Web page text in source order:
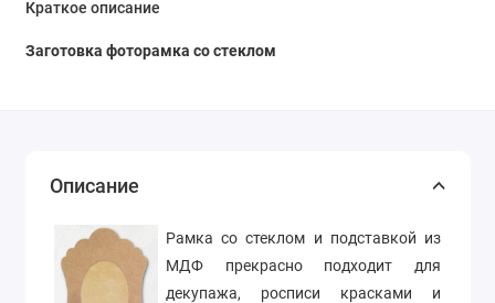
Краткое описание
Заготовка фоторамка со стеклом
Описание
Рамка со стеклом и подставкой из
МДФ прекрасно подходит для
декупажа, росписи красками и